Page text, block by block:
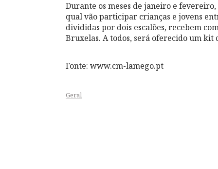
Durante os meses de janeiro e
qual vão participar crianças e jovens
divididas por dois escalões, recebem
Bruxelas. A todos, será oferecido um kit
Fonte: www.cm-lamego.pt
Geral